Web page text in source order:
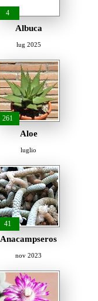
4
Albuca
lug 2025
261
Aloe
luglio
41
Anacampseros
nov 2023